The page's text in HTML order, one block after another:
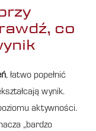
co
, łatwo popełnić
wynik.
aktywności.
„bardzo